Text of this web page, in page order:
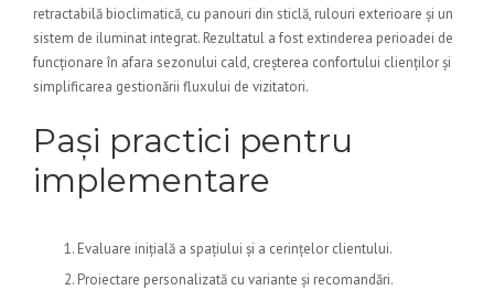
retractabilă bioclimatică, cu panouri din sticlă, rulouri exterioare și un
sistem de iluminat integrat. Rezultatul a fost extinderea perioadei de
funcționare în afara sezonului cald, creșterea confortului clienților și
simplificarea gestionării fluxului de vizitatori.
Pași practici pentru
implementare
Evaluare inițială a spațiului și a cerințelor clientului.
Proiectare personalizată cu variante și recomandări.